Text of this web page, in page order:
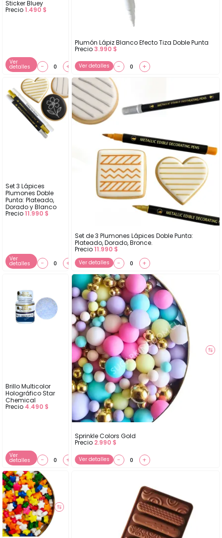
Sticker Bluey
Precio 1.490 $
Ver
detalles − +
Plumón Lápiz Blanco Efecto Tiza Doble Punta
Precio3.990 $
Ver detalles − +
Set 3 Lápices
Plumones Doble
Punta: Plateado,
Dorado y Blanco
Precio 11.990 $
Ver
detalles − +
Set de 3 Plumones Lápices Doble Punta:
Plateado, Dorado, Bronce.
Precio 11.990 $
Ver detalles − +
Brillo Multicolor
Holográfico Star
Chemical
Precio 4.490 $
Ver
detalles − +
⇆
Sprinkle Colors Gold
Precio 2.990 $
Ver detalles − +
⇆